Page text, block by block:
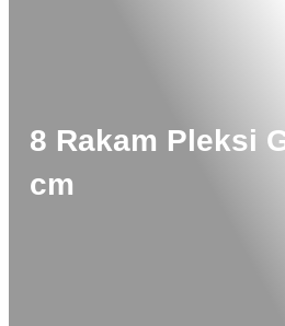
8 Rakam Pleksi
cm